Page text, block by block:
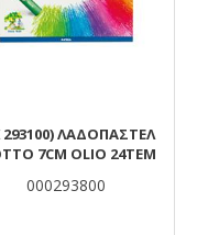
293100) ΛΑΔΟΠΑΣΤΕΛ
7CM OLIO 24TEΜ
000293800